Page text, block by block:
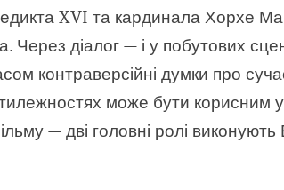
XVI та кардинала Хорхе
діалог — і у побутових
контраверсійні думки про
може бути корисним у
— дві головні ролі виконують